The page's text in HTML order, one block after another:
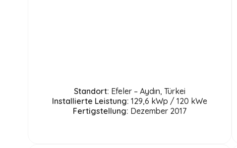
Standort: Efeler – Aydın, Türkei
Installierte Leistung: 129,6 kWp / 120 kWe
Fertigstellung: Dezember 2017